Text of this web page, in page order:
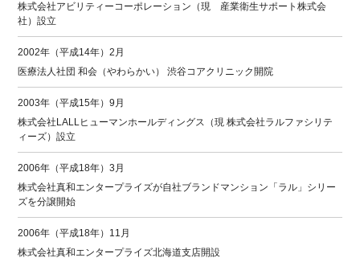
株式会社アビリティーコーポレーション（現 産業衛生サポート株式会
社）設立
2002年（平成14年）2月
医療法人社団 和会（やわらかい） 渋谷コアクリニック開院
2003年（平成15年）9月
株式会社LALLヒューマンホールディングス（現 株式会社ラルファシリテ
ィーズ）設立
2006年（平成18年）3月
株式会社真和エンタープライズが自社ブランドマンション「ラル」シリー
ズを分譲開始
2006年（平成18年）11月
株式会社真和エンタープライズ北海道支店開設